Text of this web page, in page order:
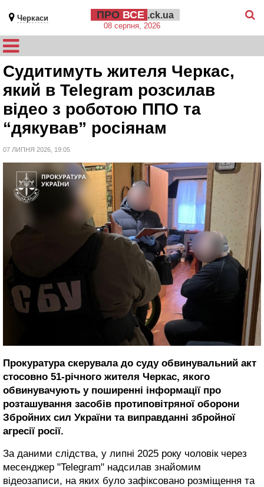
Черкаси ПРО ВСЕ .ck.ua
08 серпня, 2026
Судитимуть жителя Черкас,
який в Telegram розсилав
відео з роботою ППО та
“дякував” росіянам
07 ЛИПНЯ 2026, 19:05
Прокуратура скерувала до суду обвинувальний акт
стосовно 51-річного жителя Черкас, якого
обвинувачують у поширенні інформації про
розташування засобів протиповітряної оборони
Збройних сил України та виправданні збройної
агресії росії.
За даними слідства, у липні 2025 року чоловік через
месенджер "Telegram" надсилав знайомим
відеозаписи, на яких було зафіксовано розміщення та